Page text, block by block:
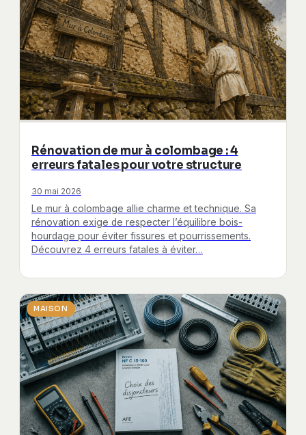
Rénovation de mur à colombage : 4
erreurs fatales pour votre structure
30 mai 2026
Le mur à colombage allie charme et technique. Sa
rénovation exige de respecter l’équilibre bois-
hourdage pour éviter fissures et pourrissements.
Découvrez 4 erreurs fatales à éviter…
MAISON